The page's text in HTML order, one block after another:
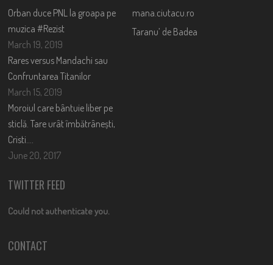
Orban duce PNL la groapa pe
muzica #Rezist
March 19, 2019
Rares versus Mandachi sau
Confruntarea Titanilor
March 15, 2019
Moroiul care bântuie liber pe
sticlă. Tare urât îmbătrânești,
Cristi….
June 20, 2017
mana.ciutacu.ro
Taranu’ de Badea
TWITTER FEED
Could not authenticate you.
CONTACT